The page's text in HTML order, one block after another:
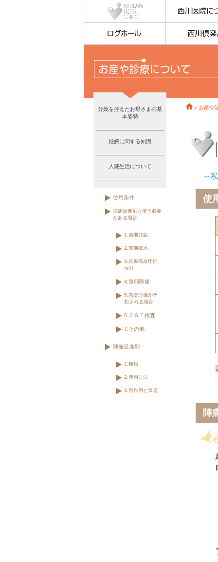
分娩を控えたお母さまの基
本姿勢
妊娠に関する知識
入院生活について
使用条件
陣痛促進剤を使う必要
がある場合
1.過期妊娠
2.前期破水
3.妊娠高血圧症
候群
4.微弱陣痛
5.急堕分娩が予
想される場合
6.ＣＳＴ検査
7.その他
陣痛促進剤
1.種類
2.使用方法
3.副作用と禁忌
> お産や
～
使
陣